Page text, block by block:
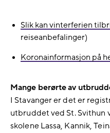
Slik kan vinterferien
reiseanbefalinger)
Koronainformasjon på
Mange berørte av
I Stavanger er det er
utbruddet ved St. Svithun
skolene Lassa, Kannik,